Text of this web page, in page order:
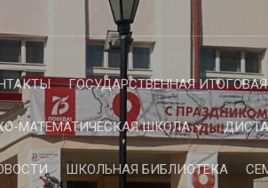
ГОСУДАРСТВЕННАЯ
МАТЕМАТИЧЕСКАЯ ШКОЛА
ШКОЛЬНАЯ БИБЛИОТЕКА